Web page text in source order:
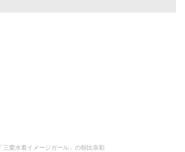
「三愛水着イメージガール」の朝比奈彩